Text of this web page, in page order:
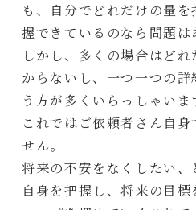
も、自分でどれだけの量
握できているのなら問題は
しかし、多くの場合はど
からないし、一つ一つの
う方が多くいらっしゃいま
これではご依頼者さん自
せん。
将来の不安をなくしたい
自身を把握し、将来の目